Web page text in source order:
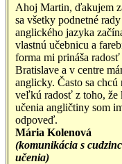
Ahoj Martin, ďakujem
sa všetky podnetné
anglického jazyka
vlastnú učebnicu a
forma mi prináša
Bratislave a v centre
anglicky. Často sa
veľkú radosť z toho, že
učenia angličtiny som
odpoveď.
Mária Kolenová
(komunikácia s
učenia)